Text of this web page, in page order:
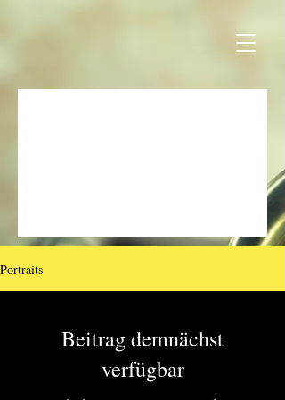
Portraits
Beitrag demnächst
verfügbar